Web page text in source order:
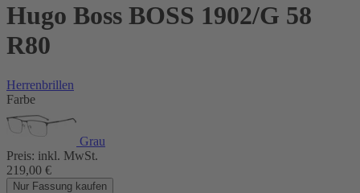
Hugo Boss BOSS 1902/G 58
R80
Herrenbrillen
Farbe
Grau
Preis: inkl. MwSt.
219,00 €
Nur Fassung kaufen